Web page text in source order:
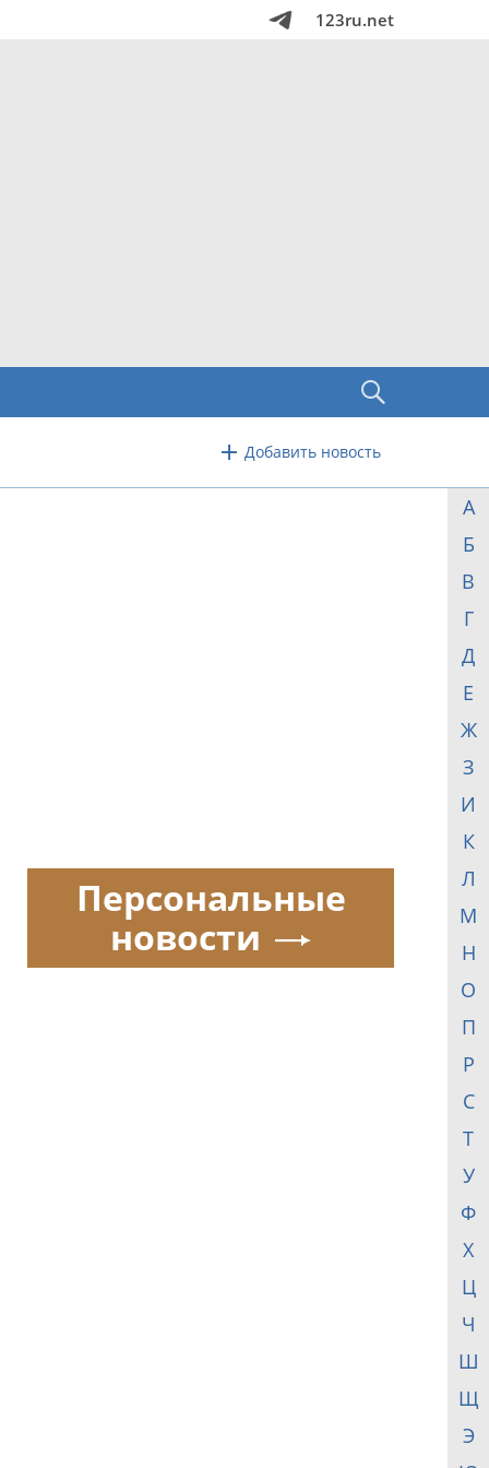
123ru.net
Добавить новость
А
Б
В
Г
Д
Е
Ж
З
И
К
Л
М
Н
О
П
Р
С
Т
У
Ф
Х
Ц
Ч
Ш
Щ
Э
Персональные
новости